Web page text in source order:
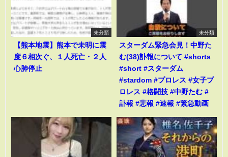
未分類
【熊本地震】熊本で未明に震
度６相次ぐ、１人死亡・２人
心肺停止
未分類
スターダム緊急会見！中野た
む(38)訃報について #shorts
#short #スターダム
#stardom #プロレス #女子プ
ロレス #格闘技 #中野たむ #
訃報 #悲報 #速報 #緊急動画